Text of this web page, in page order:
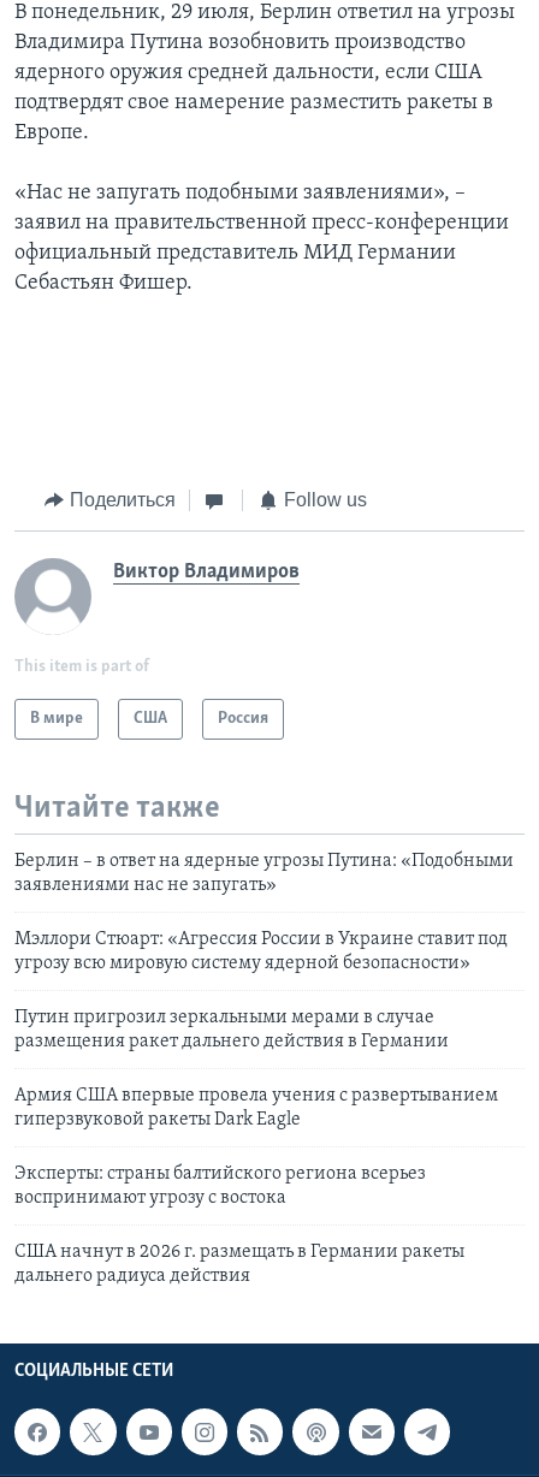
В понедельник, 29 июля, Берлин ответил на угрозы
Владимира Путина возобновить производство
ядерного оружия средней дальности, если США
подтвердят свое намерение разместить ракеты в
Европе.
«Нас не запугать подобными заявлениями», –
заявил на правительственной пресс-конференции
официальный представитель МИД Германии
Себастьян Фишер.
Поделиться Follow us
Виктор Владимиров
This item is part of
В мире США Россия
Читайте также
Берлин – в ответ на ядерные угрозы Путина: «Подобными
заявлениями нас не запугать»
Мэллори Стюарт: «Агрессия России в Украине ставит под
угрозу всю мировую систему ядерной безопасности»
Путин пригрозил зеркальными мерами в случае
размещения ракет дальнего действия в Германии
Армия США впервые провела учения с развертыванием
гиперзвуковой ракеты Dark Eagle
Эксперты: страны балтийского региона всерьез
воспринимают угрозу с востока
США начнут в 2026 г. размещать в Германии ракеты
дальнего радиуса действия
СОЦИАЛЬНЫЕ СЕТИ